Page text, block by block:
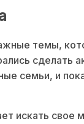
темы,
сделать
семьи, и
искать свое